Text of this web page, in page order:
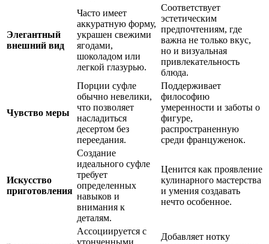
Элегантный
внешний вид
Часто имеет
аккуратную форму,
украшен свежими
ягодами,
шоколадом или
легкой глазурью.
Соответствует
эстетическим
предпочтениям, где
важна не только вкус,
но и визуальная
привлекательность
блюда.
Чувство меры
Порции суфле
обычно невелики,
что позволяет
насладиться
десертом без
переедания.
Поддерживает
философию
умеренности и заботы о
фигуре,
распространенную
среди француженок.
Искусство
приготовления
Создание
идеального суфле
требует
определенных
навыков и
внимания к
деталям.
Ценится как проявление
кулинарного мастерства
и умения создавать
нечто особенное.
Ассоциируется с
утонченными
Добавляет нотку